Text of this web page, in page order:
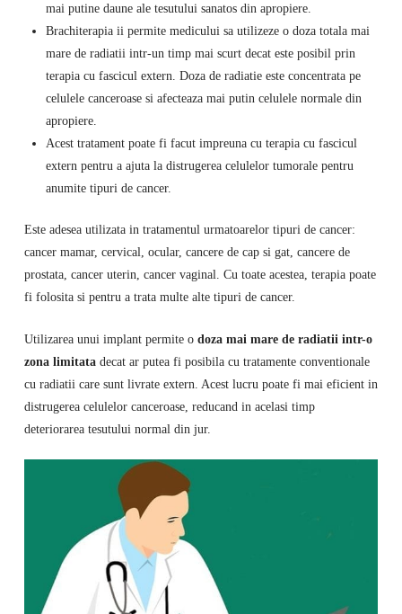
mai putine daune ale tesutului sanatos din apropiere.
Brachiterapia ii permite medicului sa utilizeze o doza totala mai
mare de radiatii intr-un timp mai scurt decat este posibil prin
terapia cu fascicul extern. Doza de radiatie este concentrata pe
celulele canceroase si afecteaza mai putin celulele normale din
apropiere.
Acest tratament poate fi facut impreuna cu terapia cu fascicul
extern pentru a ajuta la distrugerea celulelor tumorale pentru
anumite tipuri de cancer.
Este adesea utilizata in tratamentul urmatoarelor tipuri de cancer:
cancer mamar, cervical, ocular, cancere de cap si gat, cancere de
prostata, cancer uterin, cancer vaginal. Cu toate acestea, terapia poate
fi folosita si pentru a trata multe alte tipuri de cancer.
Utilizarea unui implant permite o doza mai mare de radiatii intr-o
zona limitatadecat ar putea fi posibila cu tratamente conventionale
cu radiatii care sunt livrate extern. Acest lucru poate fi mai eficient in
distrugerea celulelor canceroase, reducand in acelasi timp
deteriorarea tesutului normal din jur.